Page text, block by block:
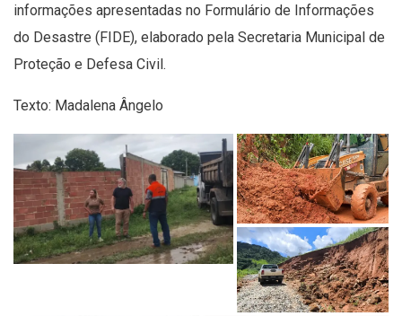
informações apresentadas no Formulário de Informações
do Desastre (FIDE), elaborado pela Secretaria Municipal de
Proteção e Defesa Civil.
Texto: Madalena Ângelo